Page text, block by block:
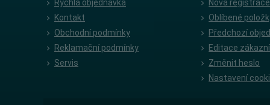
Rychlá objednávka
Kontakt
Obchodní podmínky
Reklamační podmínky
Servis
Nová registrace
Oblíbené
Předchozí
Editace
Změnit heslo
Nastavení